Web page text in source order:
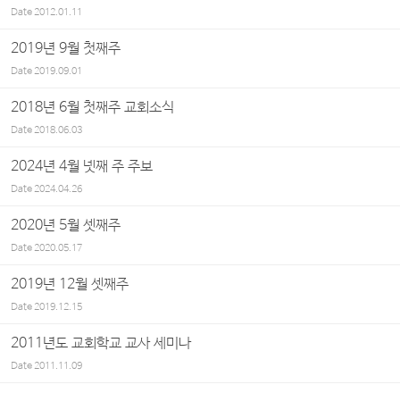
Date2012.01.11
2019년 9월 첫째주
Date2019.09.01
2018년 6월 첫째주 교회소식
Date2018.06.03
2024년 4월 넷째 주 주보
Date2024.04.26
2020년 5월 셋째주
Date2020.05.17
2019년 12월 셋째주
Date2019.12.15
2011년도 교회학교 교사 세미나
Date2011.11.09